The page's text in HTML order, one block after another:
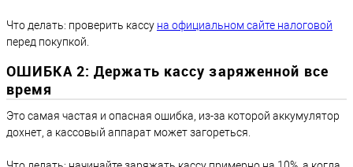
Что делать: проверить кассу на официальном сайте налоговой
перед покупкой.
ОШИБКА 2: Держать кассу заряженной все
время
Это самая частая и опасная ошибка, из-за которой аккумулятор
дохнет, а кассовый аппарат может загореться.